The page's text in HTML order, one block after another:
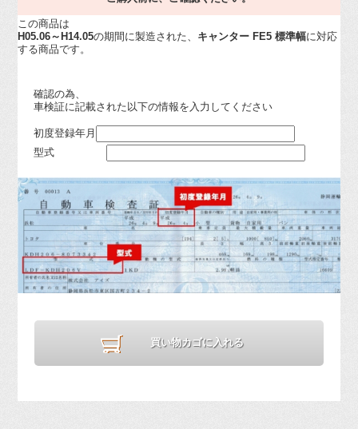
この商品は
H05.06～H14.05の期間に製造された、 キャンター FE5 標準幅に対応
する商品です。
確認の為、
車検証に記載された以下の情報を入力してください
初度登録年月
型式
買い物カゴに入れる